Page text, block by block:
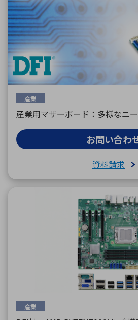
産業
産業用マザーボード：多様なニ
お問い合わ
資料請求
産業